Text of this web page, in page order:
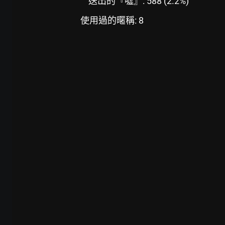
使用過的暱稱: 8